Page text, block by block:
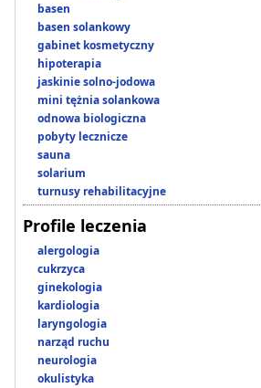
basen
basen solankowy
gabinet kosmetyczny
hipoterapia
jaskinie solno-jodowa
mini tężnia solankowa
odnowa biologiczna
pobyty lecznicze
sauna
solarium
turnusy rehabilitacyjne
Profile leczenia
alergologia
cukrzyca
ginekologia
kardiologia
laryngologia
narząd ruchu
neurologia
okulistyka